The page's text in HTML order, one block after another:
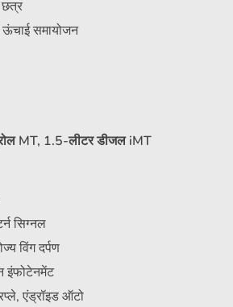
समायोजन
MT, 1.5-लीटर डीजल iMT
सिग्नल
विंग दर्पण
इंफोटेनमेंट
एंड्रॉइड ऑटो